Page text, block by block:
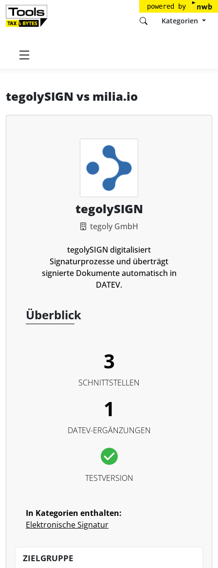
powered by
Kategorien
Startseite
tegolySIGN vs milia.io
tegolySIGN
tegoly GmbH
tegolySIGN digitalisiert
Signaturprozesse und überträgt
signierte Dokumente automatisch in
DATEV.
Überblick
3
SCHNITTSTELLEN
1
DATEV-ERGÄNZUNGEN
TESTVERSION
In Kategorien enthalten:
Elektronische Signatur
ZIELGRUPPE